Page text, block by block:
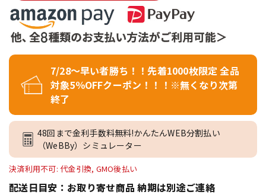
7/28～早い者勝ち！！先着1000枚限定 全品
対象5％OFFクーポン！！！※無くなり次第
終了
48回まで金利手数料無料!かんたんWEB分割払い
（WeBBy）シミュレーター
決済利用不可: 代金引換, GMO後払い
配送日目安：お取り寄せ商品 納期は別途ご連絡